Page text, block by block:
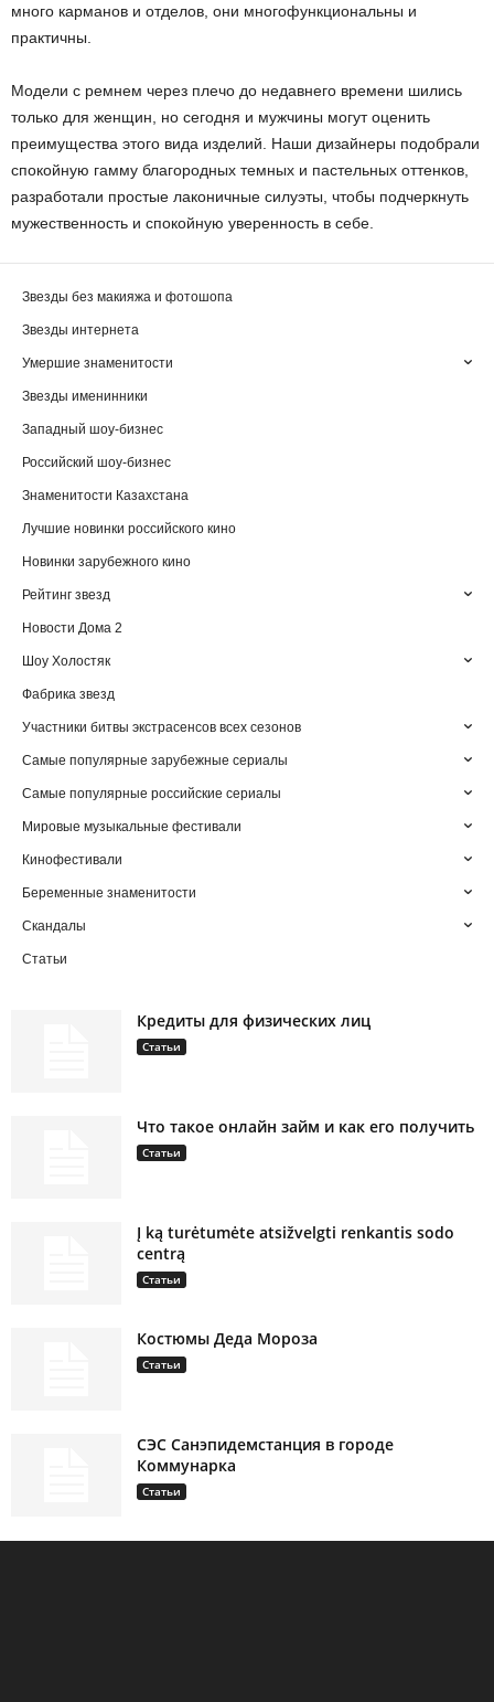
много карманов и отделов, они многофункциональны и
практичны.
Модели с ремнем через плечо до недавнего времени шились
только для женщин, но сегодня и мужчины могут оценить
преимущества этого вида изделий. Наши дизайнеры подобрали
спокойную гамму благородных темных и пастельных оттенков,
разработали простые лаконичные силуэты, чтобы подчеркнуть
мужественность и спокойную уверенность в себе.
Звезды без макияжа и фотошопа
Звезды интернета
Умершие знаменитости
Звезды именинники
Западный шоу-бизнес
Российский шоу-бизнес
Знаменитости Казахстана
Лучшие новинки российского кино
Новинки зарубежного кино
Рейтинг звезд
Новости Дома 2
Шоу Холостяк
Фабрика звезд
Участники битвы экстрасенсов всех сезонов
Самые популярные зарубежные сериалы
Самые популярные российские сериалы
Мировые музыкальные фестивали
Кинофестивали
Беременные знаменитости
Скандалы
Статьи
Кредиты для физических лиц
Статьи
Что такое онлайн займ и как его получить
Статьи
Į ką turėtumėte atsižvelgti renkantis sodo
centrą
Статьи
Костюмы Деда Мороза
Статьи
СЭС Санэпидемстанция в городе
Коммунарка
Статьи